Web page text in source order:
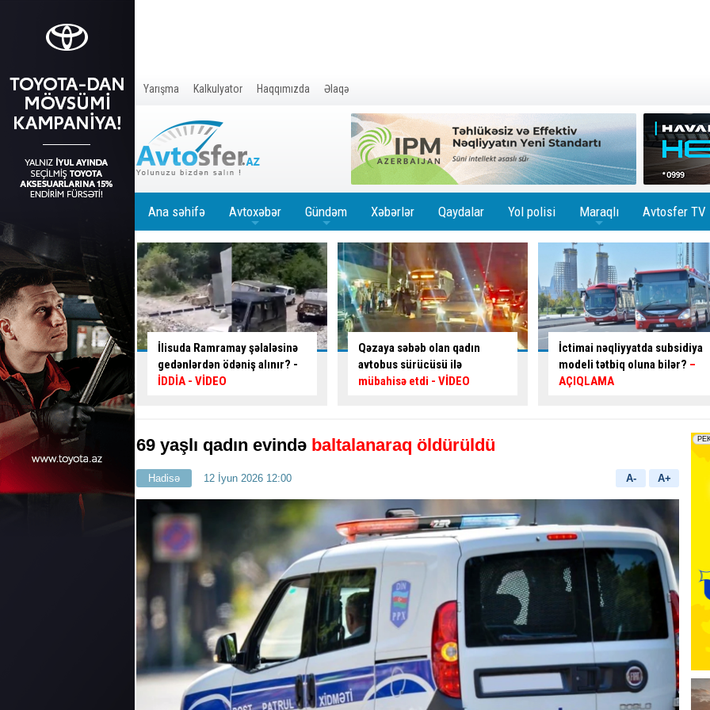
Yarışma Kalkulyator Haqqımızda Əlaqə
Ana səhifə Avtoxəbər Gündəm Xəbərlər Qaydalar Yol polisi Maraqlı Avtosfer TV
şəlaləsinə
ödəniş alınır? -
Qəzaya səbəb olan qadın
avtobus sürücüsü ilə
mübahisə etdi
İctimai nəqliyyatda subsidiya
modeli tətbiq oluna bilər?
AÇIQLAMA
Sürücü bu yolayrıcında hansı
istiqamətlərə hərəkət edə
bilər? -CAVAB VER, HƏDİYYƏ
69 yaşlı qadın evində baltalanaraq öldürüldü
Hadisə 12 İyun 2026 12:00 A- A+